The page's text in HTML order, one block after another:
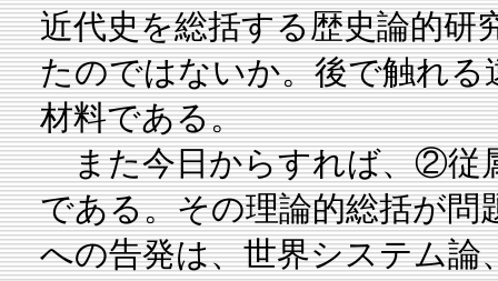
近代史を総括する歴史論的研
たのではないか。後で触れ
材料である。
また今日からすれば、②従
である。その理論的総括が問
への告発は、世界システム論